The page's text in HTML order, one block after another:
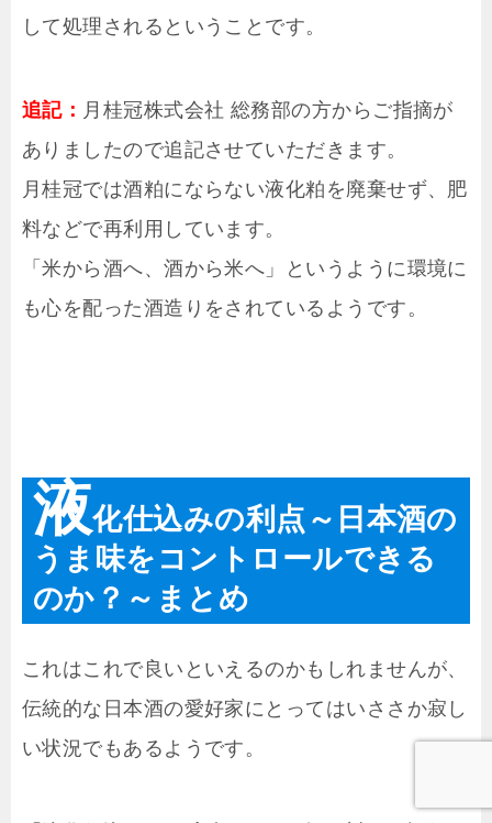
して処理されるということです。
追記： 月桂冠株式会社 総務部の方からご指摘が
ありましたので追記させていただきます。
月桂冠では酒粕にならない液化粕を廃棄せず、肥
料などで再利用しています。
「米から酒へ、酒から米へ」というように環境に
も心を配った酒造りをされているようです。
液化仕込みの利点～日本酒の
うま味をコントロールできる
のか？～まとめ
これはこれで良いといえるのかもしれませんが、
伝統的な日本酒の愛好家にとってはいささか寂し
い状況でもあるようです。